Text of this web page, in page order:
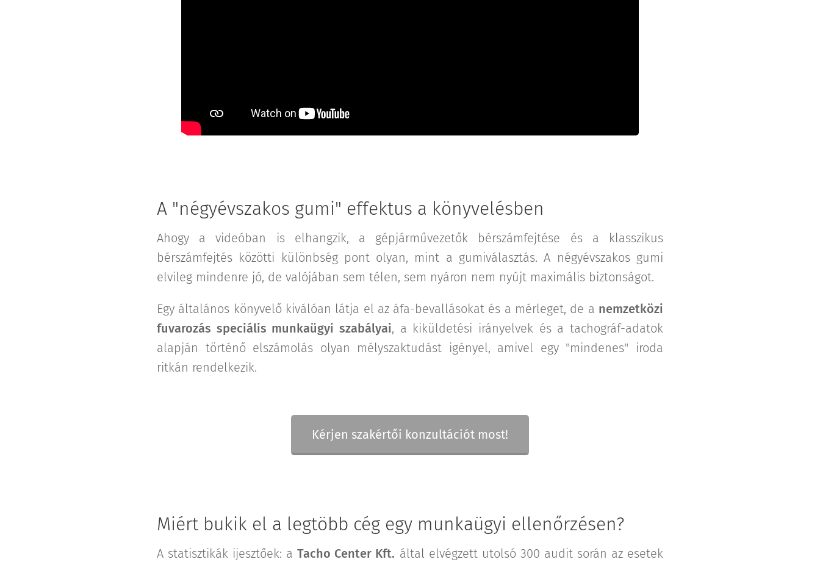
A "négyévszakos gumi" effektus a könyvelésben
Ahogy a videóban is elhangzik, a gépjárművezetők bérszámfejtése és a klasszikus
bérszámfejtés közötti különbség pont olyan, mint a gumiválasztás. A négyévszakos gumi
elvileg mindenre jó, de valójában sem télen, sem nyáron nem nyújt maximális biztonságot.
Egy általános könyvelő kiválóan látja el az áfa-bevallásokat és a mérleget, de a nemzetközi
fuvarozás speciális munkaügyi szabályai, a kiküldetési irányelvek és a tachográf-adatok
alapján történő elszámolás olyan mélyszaktudást igényel, amivel egy "mindenes" iroda
ritkán rendelkezik.
Kérjen szakértői konzultációt most!
Miért bukik el a legtöbb cég egy munkaügyi ellenőrzésen?
A statisztikák ijesztőek: aTacho Center Kft. által elvégzett utolsó 300 audit során az esetek